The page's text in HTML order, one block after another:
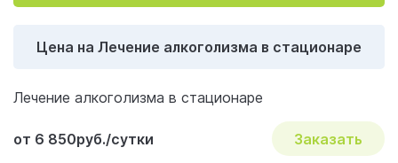
Биологический ремонт: что именно
После стационара: как не разбиться о
Не откладывайте жизнь на завтра
Цена на Лечение алкоголизма в стационаре
Лечение алкоголизма в стационаре
от 6 850руб./сутки Заказать